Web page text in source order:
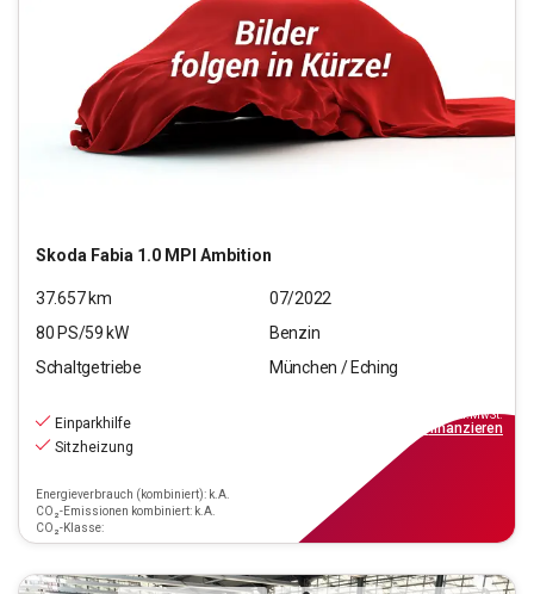
Skoda Fabia 1.0 MPI Ambition
37.657km
07/2022
80 PS/59 kW
Benzin
Schaltgetriebe
München / Eching
Einparkhilfe
Sitzheizung
Energieverbrauch (kombiniert): k.A.
CO₂-Emissionen kombiniert: k.A.
CO₂-Klasse:
inkl.MwSt.
finanzieren